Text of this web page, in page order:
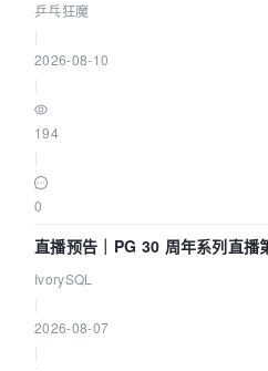
乒乓狂魔
2026-08-10
194
0
直播预告｜PG 30 周年系列直播
核——我们改得动吗？我们贡献了
IvorySQL
2026-08-07